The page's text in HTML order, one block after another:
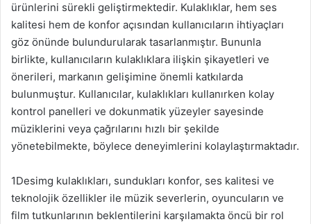
ürünlerini sürekli geliştirmektedir. Kulaklıklar, hem ses
kalitesi hem de konfor açısından kullanıcıların ihtiyaçları
göz önünde bulundurularak tasarlanmıştır. Bununla
birlikte, kullanıcıların kulaklıklara ilişkin şikayetleri ve
önerileri, markanın gelişimine önemli katkılarda
bulunmuştur. Kullanıcılar, kulaklıkları kullanırken kolay
kontrol panelleri ve dokunmatik yüzeyler sayesinde
müziklerini veya çağrılarını hızlı bir şekilde
yönetebilmekte, böylece deneyimlerini kolaylaştırmaktadır.
1Desimg kulaklıkları, sundukları konfor, ses kalitesi ve
teknolojik özellikler ile müzik severlerin, oyuncuların ve
film tutkunlarının beklentilerini karşılamakta öncü bir rol